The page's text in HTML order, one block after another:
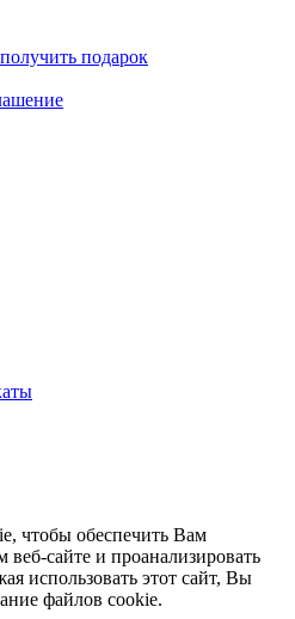
подарок
чтобы обеспечить Вам
сайте и проанализировать
использовать этот сайт, Вы
файлов cookie.